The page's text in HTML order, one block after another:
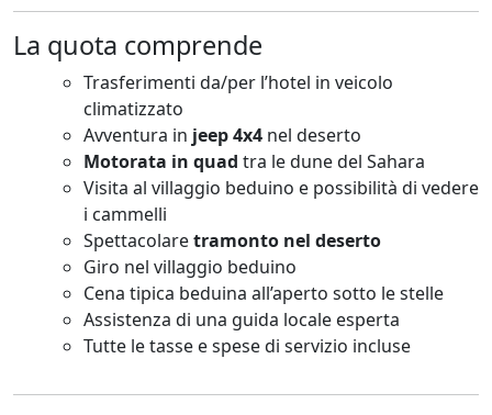
La quota comprende
Trasferimenti da/per l’hotel in veicolo
climatizzato
Avventura in jeep 4x4 nel deserto
Motorata in quad tra le dune del Sahara
Visita al villaggio beduino e possibilità di vedere
i cammelli
Spettacolaretramonto nel deserto
Giro nel villaggio beduino
Cena tipica beduina all’aperto sotto le stelle
Assistenza di una guida locale esperta
Tutte le tasse e spese di servizio incluse